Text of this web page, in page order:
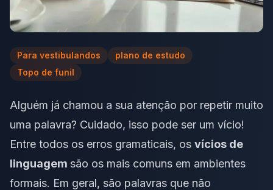
Para vestibulandos
plano de estudo
Topo de funil
Alguém já chamou a sua atenção por repetir muito
uma palavra? Cuidado, isso pode ser um vício!
Entre todos os erros gramaticais, os vícios de
linguagem são os mais comuns em ambientes
formais. Em geral, são palavras que não